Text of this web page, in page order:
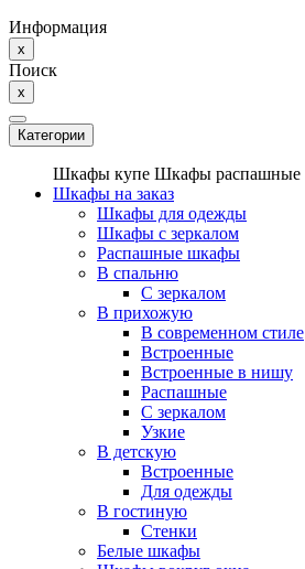
Информация
x
Поиск
x
Категории
Шкафы купе Шкафы распашные
Шкафы на заказ
Шкафы для одежды
Шкафы с зеркалом
Распашные шкафы
В спальню
С зеркалом
В прихожую
В современном стиле
Встроенные
Встроенные в нишу
Распашные
С зеркалом
Узкие
В детскую
Встроенные
Для одежды
В гостиную
Стенки
Белые шкафы